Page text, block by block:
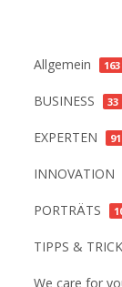
Allgemein 163
BUSINESS 33
EXPERTEN 91
INNOVATION
PORTRÄTS
TIPPS &
We care for